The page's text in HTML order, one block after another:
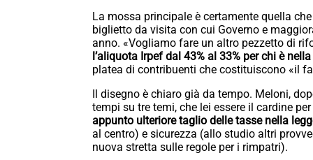
La mossa principale è certamente quella
biglietto da visita con cui Governo e
anno. «Vogliamo fare un altro pezzetto di
l’aliquota Irpef dal 43% al 33% per chi è
platea di contribuenti che costituiscono «il
Il disegno è chiaro già da tempo. Meloni,
tempi su tre temi, che lei essere il cardine
appunto ulteriore taglio delle tasse nella
al centro) e sicurezza (allo studio altri
nuova stretta sulle regole per i rimpatri).